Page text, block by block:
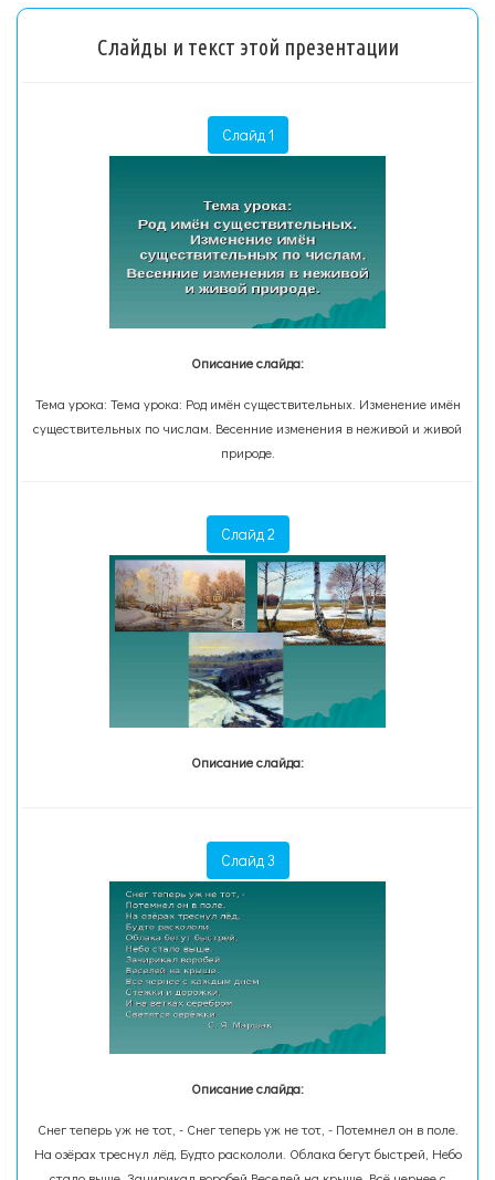
Слайды и текст этой презентации
Слайд 1
Описание слайда:
Тема урока: Тема урока: Род имён существительных. Изменение имён
существительных по числам. Весенние изменения в неживой и живой
природе.
Слайд 2
Описание слайда:
Слайд 3
Описание слайда:
Снег теперь уж не тот, - Снег теперь уж не тот, - Потемнел он в поле.
На озёрах треснул лёд, Будто раскололи. Облака бегут быстрей, Небо